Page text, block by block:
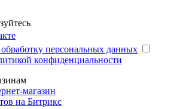
обработку персональных данных
конфиденциальности
магазин
на Битрикс